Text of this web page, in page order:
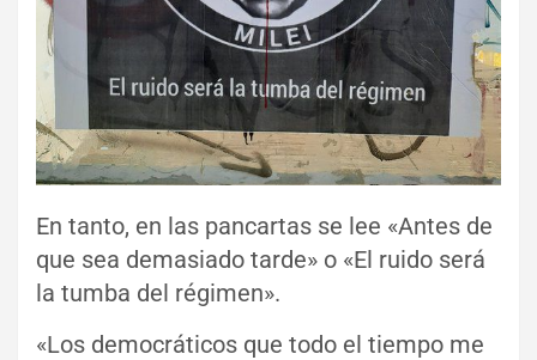
En tanto, en las pancartas se lee «Antes de
que sea demasiado tarde» o «El ruido será
la tumba del régimen».
«Los democráticos que todo el tiempo me